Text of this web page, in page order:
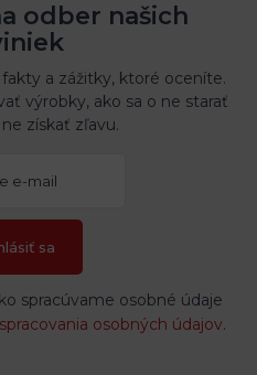
odber našich
a zážitky, ktoré oceníte.
výrobky, ako sa o ne starať
získať zľavu.
sa
spracúvame osobné údaje
osobných údajov.